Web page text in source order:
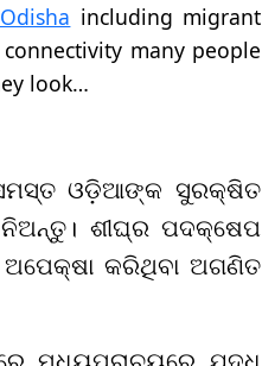
including migrant
many people
look…
ଓଡ଼ିଆଙ୍କ ସୁରକ୍ଷିତ
ଶୀଘ୍ର ପଦକ୍ଷେପ
କରିଥିବା ଅଗଣିତ
ମଧ୍ୟପ୍ରାଚ୍ୟରେ ଯୁଦ୍ଧ